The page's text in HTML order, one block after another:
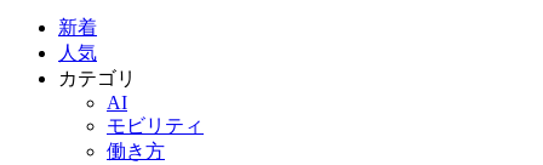
新着
人気
カテゴリ
AI
モビリティ
働き方